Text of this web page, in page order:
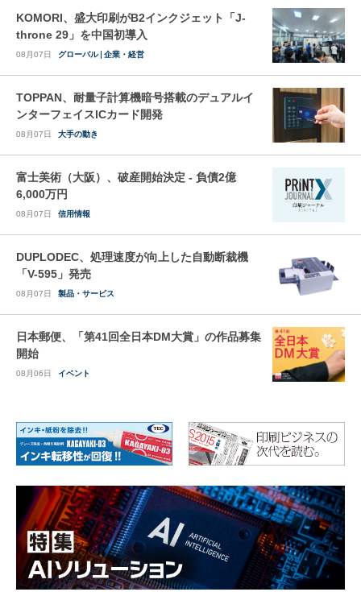
KOMORI、盛大印刷がB2インクジェット「J-
throne 29」を中国初導入
08月07日 グローバル 企業・経営
TOPPAN、耐量子計算機暗号搭載のデュアルイ
ンターフェイスICカード開発
08月07日 大手の動き
富士美術（大阪）、破産開始決定 - 負債2億
6,000万円
08月07日 信用情報
DUPLODEC、処理速度が向上した自動断裁機
「V-595」発売
08月07日 製品・サービス
日本郵便、「第41回全日本DM大賞」の作品募集
開始
08月06日 イベント